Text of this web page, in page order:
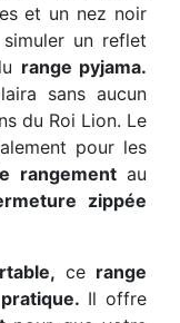
et un nez noir
un reflet
range pyjama.
sans aucun
du Roi Lion. Le
pour les
rangement au
zippée
ce range
Il offre